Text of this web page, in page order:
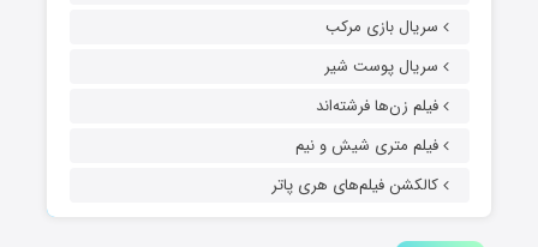
سریال بازی مرکب
سریال پوست شیر
فیلم زن‌ها فرشته‌اند
فیلم متری شیش و نیم
کالکشن فیلم‌های هری پاتر